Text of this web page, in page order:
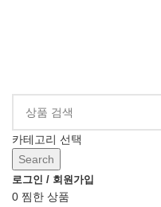
카테고리 선택
Search
로그인 / 회원가입
0 찜한 상품